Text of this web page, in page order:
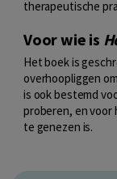
therapeutische
Voor wie is
Het boek is
overhoopliggen
is ook bestemd
proberen, en voor
te genezen is.